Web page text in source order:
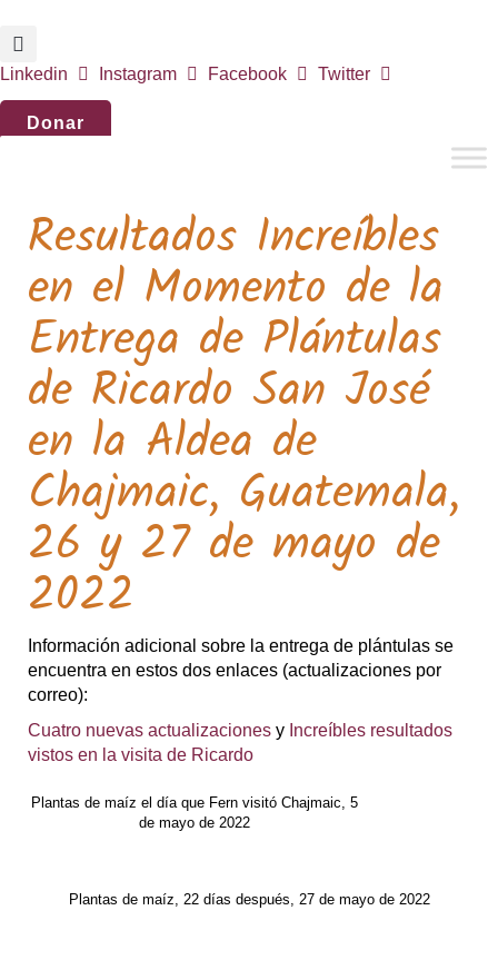
Linkedin Instagram Facebook Twitter
Donar
Resultados Increíbles
en el Momento de la
Entrega de Plántulas
de Ricardo San José
en la Aldea de
Chajmaic, Guatemala,
26 y 27 de mayo de
2022
Información adicional sobre la entrega de plántulas se
encuentra en estos dos enlaces (actualizaciones por
correo):
Cuatro nuevas actualizaciones y Increíbles resultados
vistos en la visita de Ricardo
Plantas de maíz el día que Fern visitó Chajmaic, 5
de mayo de 2022
Plantas de maíz, 22 días después, 27 de mayo de 2022